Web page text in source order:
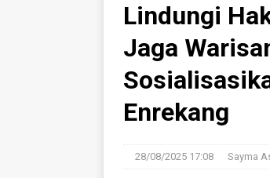
Lindungi
Jaga
Enrekang
28/08/2025 17:08 Sayma